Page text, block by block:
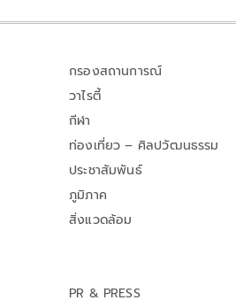
กรองสถานการณ์
วาไรตี้
กีฬา
ท่องเที่ยว – ศิลปวัฒนธรรม
ประชาสัมพันธ์
ภูมิภาค
สิ่งแวดล้อม
PR & PRESS